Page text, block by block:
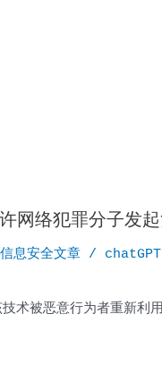
网络犯罪分子发
信息安全文章 / chatGPT
术被恶意行为者重新利